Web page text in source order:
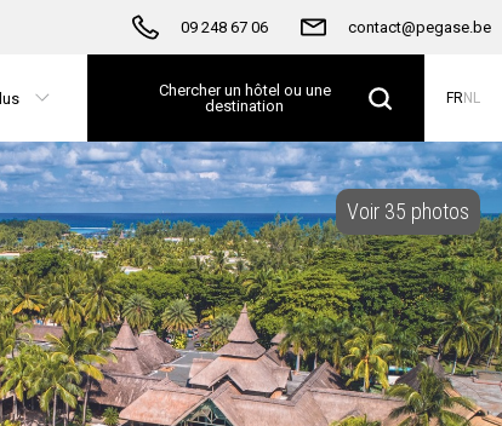
09 248 67 06 contact@pegase.be
Chercher un hôtel ou une
destination
FRNL
Voir 35 photos